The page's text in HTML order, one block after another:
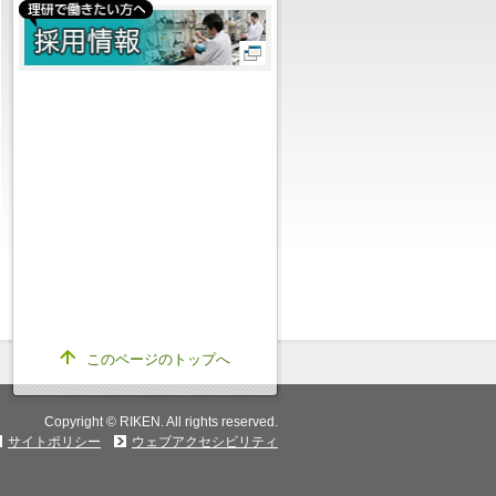
このページのトップへ
Copyright © RIKEN. All rights reserved.
サイトポリシー
ウェブアクセシビリティ